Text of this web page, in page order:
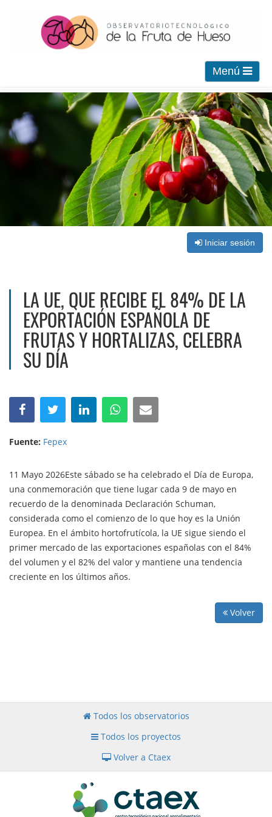
Menú
Iniciar sesión
LA UE, QUE RECIBE EL 84% DE LA
EXPORTACIÓN ESPAÑOLA DE
FRUTAS Y HORTALIZAS, CELEBRA
SU DÍA
Fuente: Fepex
11 Mayo 2026Este sábado se ha celebrado el Día de Europa,
una conmemoración que tiene lugar cada 9 de mayo en
recuerdo de la denominada Declaración Schuman,
considerada como el comienzo de lo que hoy es la Unión
Europea. En el ámbito hortofrutícola, la UE sigue siendo el
primer mercado de las exportaciones españolas con el 84%
del volumen y el 82% del valor y mantiene una tendencia
creciente en los últimos años.
Volver
Todos los observatorios
Todos los proyectos
Volver a Ctaex